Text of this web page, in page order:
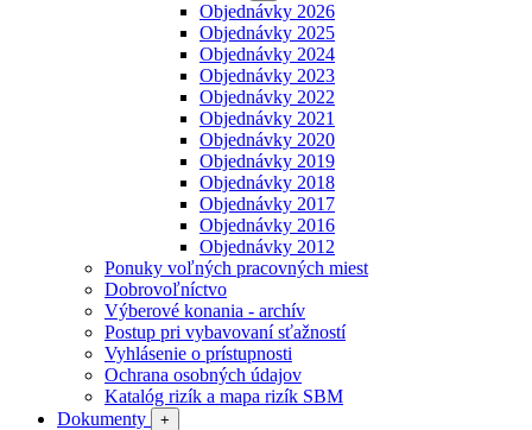
Objednávky 2026
Objednávky 2025
Objednávky 2024
Objednávky 2023
Objednávky 2022
Objednávky 2021
Objednávky 2020
Objednávky 2019
Objednávky 2018
Objednávky 2017
Objednávky 2016
Objednávky 2012
Ponuky voľných pracovných miest
Dobrovoľníctvo
Výberové konania - archív
Postup pri vybavovaní sťažností
Vyhlásenie o prístupnosti
Ochrana osobných údajov
Katalóg rizík a mapa rizík SBM
Dokumenty
+